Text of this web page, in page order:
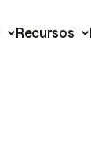
Recursos